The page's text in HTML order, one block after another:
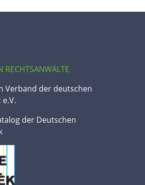
RECHTSANWÄLTE
Verband der deutschen
der Deutschen